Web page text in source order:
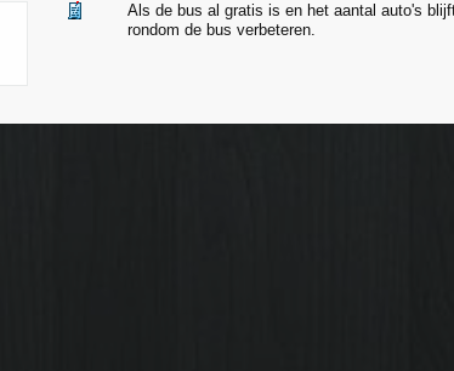
Als de bus al gratis is en het aantal auto's
rondom de bus verbeteren.